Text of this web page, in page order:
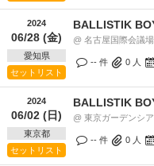
2024
06/28 (金)
愛知県
セットリスト
BALLISTIK
@ 名古屋国際会議
-- 件 0 人
2024
06/02 (日)
東京都
セットリスト
BALLISTIK
@ 東京ガーデンシ
-- 件 0 人